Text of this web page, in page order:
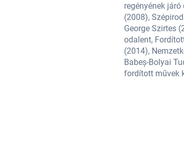
regényének
(2008),
George Szirtes
odalent,
(2014),
Babeș-Bolyai
fordított művek